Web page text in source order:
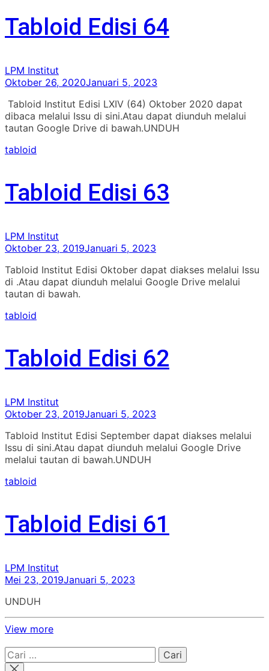
Tabloid Edisi 64
LPM Institut
Oktober 26, 2020Januari 5, 2023
Tabloid Institut Edisi LXIV (64) Oktober 2020 dapat
dibaca melalui Issu di sini.Atau dapat diunduh melalui
tautan Google Drive di bawah.UNDUH
tabloid
Tabloid Edisi 63
LPM Institut
Oktober 23, 2019Januari 5, 2023
Tabloid Institut Edisi Oktober dapat diakses melalui Issu
di .Atau dapat diunduh melalui Google Drive melalui
tautan di bawah.
tabloid
Tabloid Edisi 62
LPM Institut
Oktober 23, 2019Januari 5, 2023
Tabloid Institut Edisi September dapat diakses melalui
Issu di sini.Atau dapat diunduh melalui Google Drive
melalui tautan di bawah.UNDUH
tabloid
Tabloid Edisi 61
LPM Institut
Mei 23, 2019Januari 5, 2023
UNDUH
View more
Cari
untuk: